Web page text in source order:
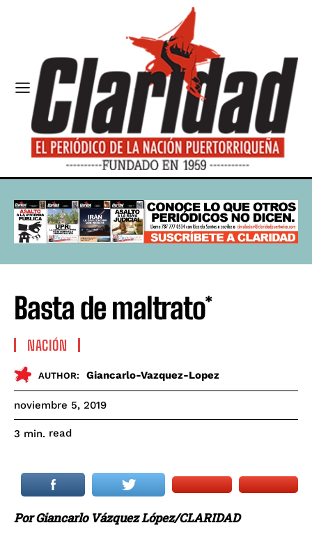
Basta de maltrato*
NACIÓN
AUTHOR: Giancarlo-Vazquez-Lopez
noviembre 5, 2019
3 min. read
Por Giancarlo Vázquez López/CLARIDAD